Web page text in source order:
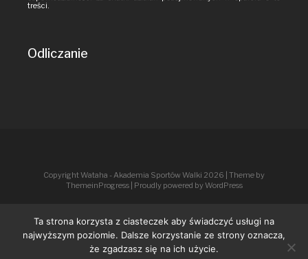
treści.
Odliczanie
Copyright Wataha - Akademia Sportów Walki 2026 | Theme by
ThemeinProgress
| Proudly powered by WordPress
Ta strona korzysta z ciasteczek aby świadczyć usługi na
najwyższym poziomie. Dalsze korzystanie ze strony oznacza,
że zgadzasz się na ich użycie.